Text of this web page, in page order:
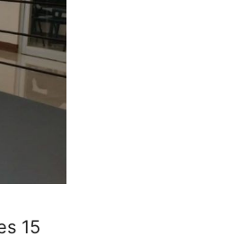
15